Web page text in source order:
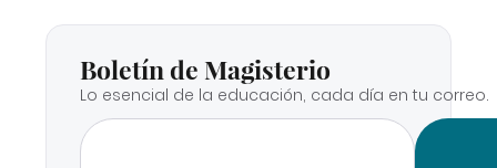
Boletín de Magisterio
Lo esencial de la educación, cada día en tu correo.